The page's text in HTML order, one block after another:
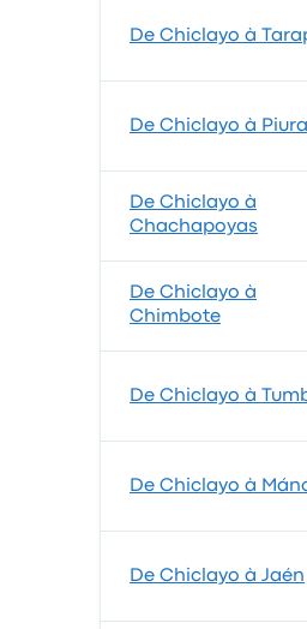
De Chiclayo à
De Chiclayo à Piura
De Chiclayo à
Chachapoyas
De Chiclayo à
Chimbote
De Chiclayo à
De Chiclayo à
De Chiclayo à Jaén